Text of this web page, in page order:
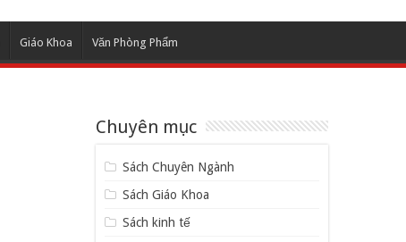
Giáo Khoa Văn Phòng Phẩm
Chuyên mục
Sách Chuyên Ngành
Sách Giáo Khoa
Sách kinh tế